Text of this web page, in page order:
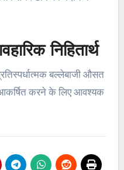
निहितार्थ
बल्लेबाजी औसत
करने के लिए आवश्यक